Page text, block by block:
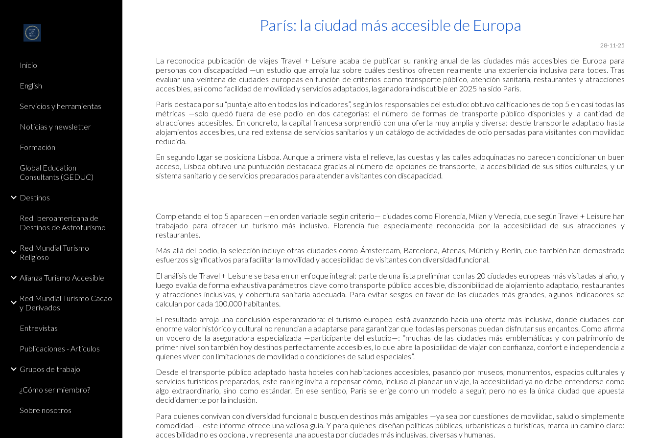
Skip to main content Skip to navigation
Inicio
English
Servicios y herramientas
Noticias y newsletter
Formación
Global Education
Consultants (GEDUC)
Destinos
Red Iberoamericana de
Destinos de Astroturismo
Red Mundial Turismo
Religioso
Alianza Turismo Accesible
Red Mundial Turismo Cacao
y Derivados
Entrevistas
Publicaciones - Artículos
Grupos de trabajo
¿Cómo ser miembro?
Sobre nosotros
París: la ciudad más accesible de Europa
28-11-25
La reconocida publicación de viajes Travel + Leisure acaba de publicar su ranking anual de las ciudades más accesibles de Europa para
personas con discapacidad —un estudio que arroja luz sobre cuáles destinos ofrecen realmente una experiencia inclusiva para todes. Tras
evaluar una veintena de ciudades europeas en función de criterios como transporte público, atención sanitaria, restaurantes y atracciones
accesibles, así como facilidad de movilidad y servicios adaptados, la ganadora indiscutible en 2025 ha sido París.
París destaca por su “puntaje alto en todos los indicadores”, según los responsables del estudio: obtuvo calificaciones de top 5 en casi todas las
métricas —solo quedó fuera de ese podio en dos categorías: el número de formas de transporte público disponibles y la cantidad de
atracciones accesibles. En concreto, la capital francesa sorprendió con una oferta muy amplia y diversa: desde transporte adaptado hasta
alojamientos accesibles, una red extensa de servicios sanitarios y un catálogo de actividades de ocio pensadas para visitantes con movilidad
reducida.
En segundo lugar se posiciona Lisboa. Aunque a primera vista el relieve, las cuestas y las calles adoquinadas no parecen condicionar un buen
acceso, Lisboa obtuvo una puntuación destacada gracias al número de opciones de transporte, la accesibilidad de sus sitios culturales, y un
sistema sanitario y de servicios preparados para atender a visitantes con discapacidad.
Completando el top 5 aparecen —en orden variable según criterio— ciudades como Florencia, Milan y Venecia, que según Travel + Leisure han
trabajado para ofrecer un turismo más inclusivo. Florencia fue especialmente reconocida por la accesibilidad de sus atracciones y
restaurantes.
Más allá del podio, la selección incluye otras ciudades como Ámsterdam, Barcelona, Atenas, Múnich y Berlín, que también han demostrado
esfuerzos significativos para facilitar la movilidad y accesibilidad de visitantes con diversidad funcional.
El análisis de Travel + Leisure se basa en un enfoque integral: parte de una lista preliminar con las 20 ciudades europeas más visitadas al año, y
luego evalúa de forma exhaustiva parámetros clave como transporte público accesible, disponibilidad de alojamiento adaptado, restaurantes
y atracciones inclusivas, y cobertura sanitaria adecuada. Para evitar sesgos en favor de las ciudades más grandes, algunos indicadores se
calculan por cada 100.000 habitantes.
El resultado arroja una conclusión esperanzadora: el turismo europeo está avanzando hacia una oferta más inclusiva, donde ciudades con
enorme valor histórico y cultural no renuncian a adaptarse para garantizar que todas las personas puedan disfrutar sus encantos. Como afirma
un vocero de la aseguradora especializada —participante del estudio—: “muchas de las ciudades más emblemáticas y con patrimonio de
primer nivel son también hoy destinos perfectamente accesibles, lo que abre la posibilidad de viajar con confianza, confort e independencia a
quienes viven con limitaciones de movilidad o condiciones de salud especiales”.
Desde el transporte público adaptado hasta hoteles con habitaciones accesibles, pasando por museos, monumentos, espacios culturales y
servicios turísticos preparados, este ranking invita a repensar cómo, incluso al planear un viaje, la accesibilidad ya no debe entenderse como
algo extraordinario, sino como estándar. En ese sentido, París se erige como un modelo a seguir, pero no es la única ciudad que apuesta
decididamente por la inclusión.
Para quienes convivan con diversidad funcional o busquen destinos más amigables —ya sea por cuestiones de movilidad, salud o simplemente
comodidad—, este informe ofrece una valiosa guía. Y para quienes diseñan políticas públicas, urbanísticas o turísticas, marca un camino claro:
accesibilidad no es opcional, y representa una apuesta por ciudades más inclusivas, diversas y humanas.